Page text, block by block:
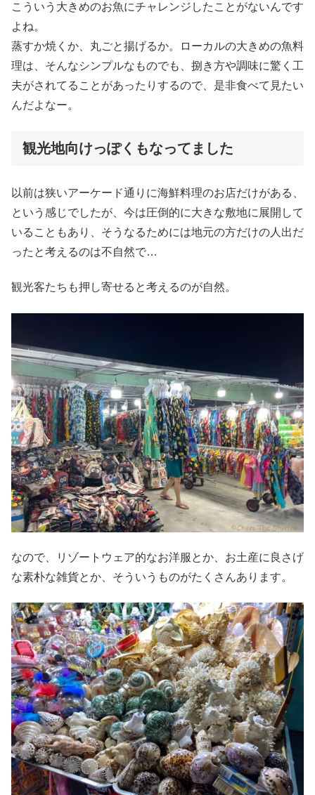
こういう大きめのお魚にチャレンジしたことがないんです
よね。
蒸すか焼くか、丸ごと揚げるか。ローカルの大きめの魚料
理は、そんなシンプルなものでも、捌き方や調味に驚く工
夫がされてることがあったりするので、是非食べて見たい
んだよなー。
観光地向けっぽくもなってました
以前は狭いアーケード通りに海鮮料理のお店だけがある、
という感じでしたが、今は圧倒的に大きな敷地に展開して
いることもあり、そうなるためには地元の方だけの人出だ
ったと考えるのは不自然で…
観光客たちも押し寄せると考えるのが自然。
なので、リゾートウェア的なお洋服とか、お土産に良さげ
な素朴な雑貨とか、そういうものがたくさんあります。